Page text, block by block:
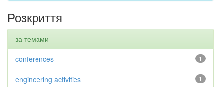
Розкриття
за темами
1
conferences
1
engineering activities